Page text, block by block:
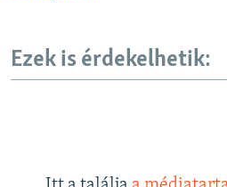
Ezek is érdekelhetik: